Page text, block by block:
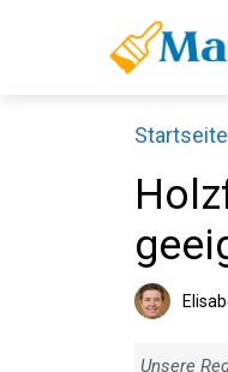
Startseite
Unsere